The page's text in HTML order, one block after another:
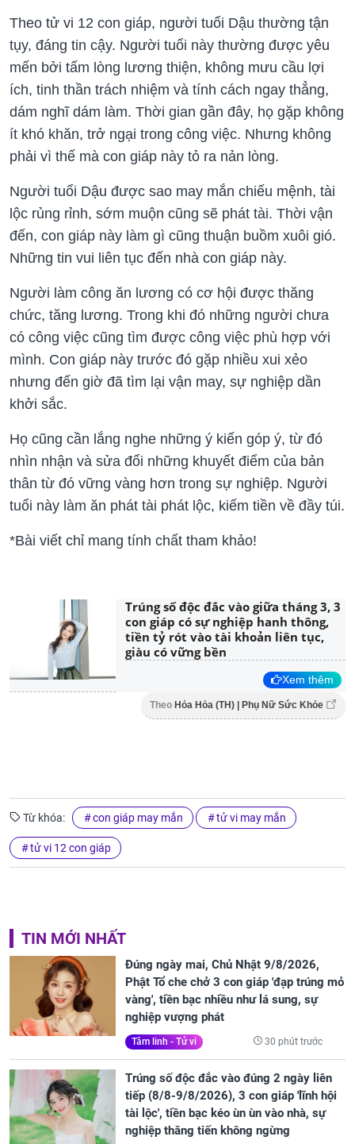
Theo tử vi 12 con giáp, người tuổi Dậu thường tận
tụy, đáng tin cậy. Người tuổi này thường được yêu
mến bởi tấm lòng lương thiện, không mưu cầu lợi
ích, tinh thần trách nhiệm và tính cách ngay thẳng,
dám nghĩ dám làm. Thời gian gần đây, họ gặp không
ít khó khăn, trở ngại trong công việc. Nhưng không
phải vì thế mà con giáp này tỏ ra nản lòng.
Người tuổi Dậu được sao may mắn chiếu mệnh, tài
lộc rủng rỉnh, sớm muộn cũng sẽ phát tài. Thời vận
đến, con giáp này làm gì cũng thuận buồm xuôi gió.
Những tin vui liên tục đến nhà con giáp này.
Người làm công ăn lương có cơ hội được thăng
chức, tăng lương. Trong khi đó những người chưa
có công việc cũng tìm được công việc phù hợp với
mình. Con giáp này trước đó gặp nhiều xui xẻo
nhưng đến giờ đã tìm lại vận may, sự nghiệp dần
khởi sắc.
Họ cũng cần lắng nghe những ý kiến góp ý, từ đó
nhìn nhận và sửa đổi những khuyết điểm của bản
thân từ đó vững vàng hơn trong sự nghiệp. Người
tuổi này làm ăn phát tài phát lộc, kiếm tiền về đầy túi.
*Bài viết chỉ mang tính chất tham khảo!
Trúng số độc đắc vào giữa tháng 3, 3
con giáp có sự nghiệp hanh thông,
tiền tỷ rót vào tài khoản liên tục,
giàu có vững bền
Xem thêm
Theo Hỏa Hỏa (TH) | Phụ Nữ Sức Khỏe
Từ khóa: con giáp may mắn tử vi may mắn
tử vi 12 con giáp
TIN MỚI NHẤT
Đúng ngày mai, Chủ Nhật 9/8/2026,
Phật Tổ che chở 3 con giáp 'đạp trúng mỏ
vàng', tiền bạc nhiều như lá sung, sự
nghiệp vượng phát
Tâm linh - Tử vi 30 phút trước
Trúng số độc đắc vào đúng 2 ngày liên
tiếp (8/8-9/8/2026), 3 con giáp 'lĩnh hội
tài lộc', tiền bạc kéo ùn ùn vào nhà, sự
nghiệp thăng tiến không ngừng